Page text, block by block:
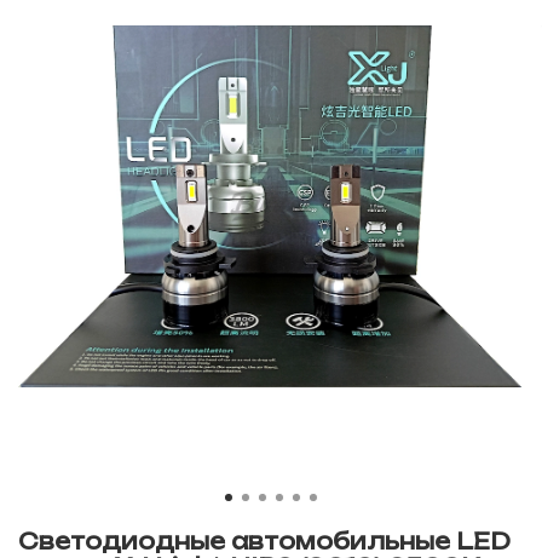
Светодиодные автомобильные LED